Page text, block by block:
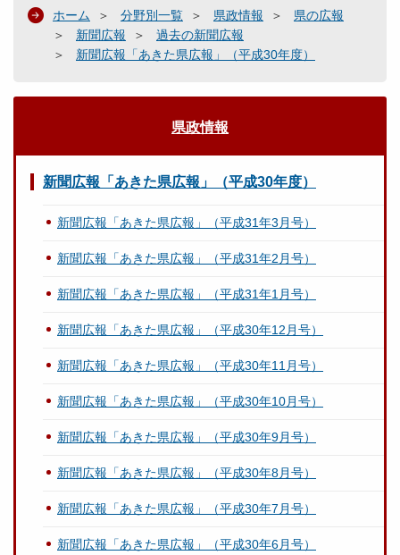
ホーム 分野別一覧 県政情報
県の広報
新聞広報
過去の新聞広報
新聞広報「あきた県広報」（平成30年度）
県政情報
新聞広報「あきた県広報」（平成30年度）
新聞広報「あきた県広報」（平成31年3月号）
新聞広報「あきた県広報」（平成31年2月号）
新聞広報「あきた県広報」（平成31年1月号）
新聞広報「あきた県広報」（平成30年12月号）
新聞広報「あきた県広報」（平成30年11月号）
新聞広報「あきた県広報」（平成30年10月号）
新聞広報「あきた県広報」（平成30年9月号）
新聞広報「あきた県広報」（平成30年8月号）
新聞広報「あきた県広報」（平成30年7月号）
新聞広報「あきた県広報」（平成30年6月号）